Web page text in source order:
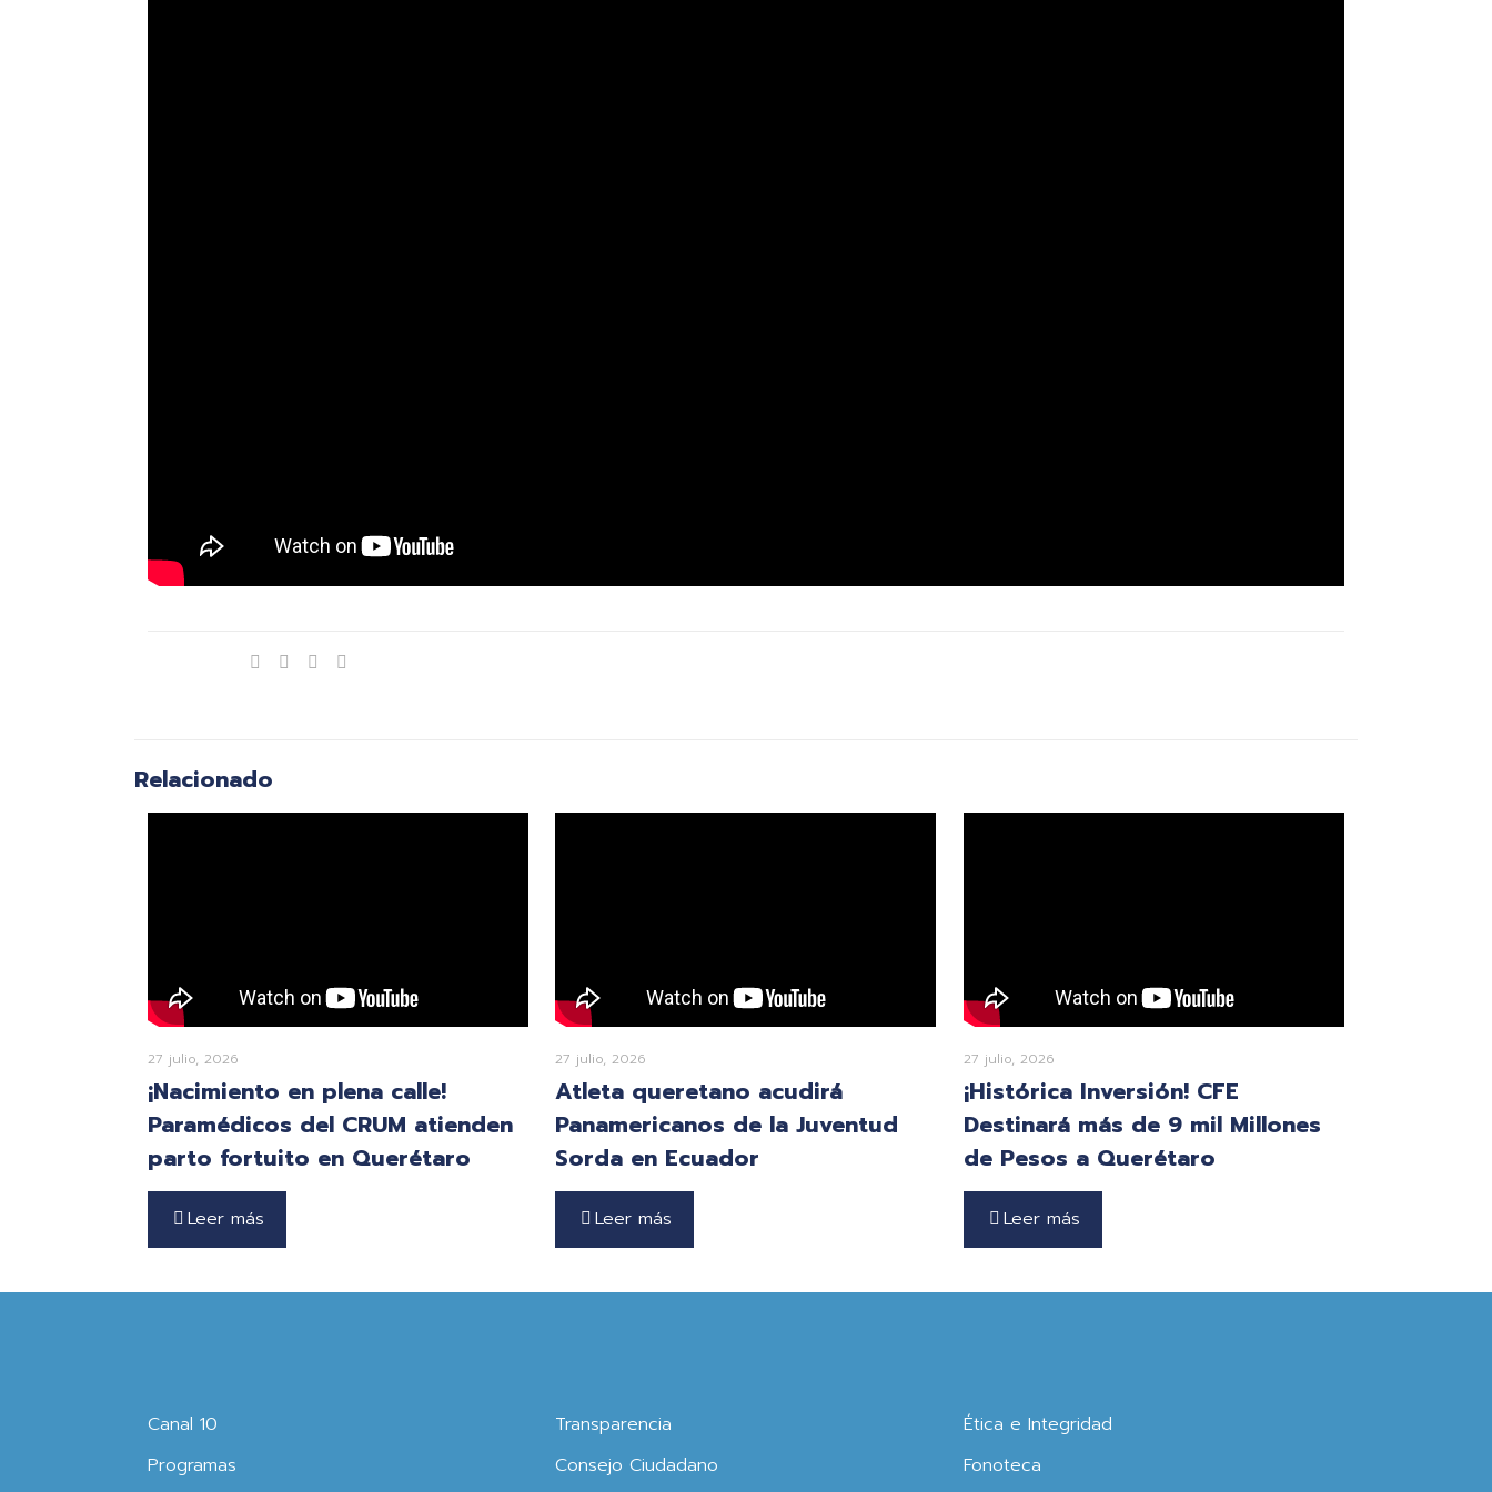
Relacionado
27 julio, 2026
¡Nacimiento en plena calle!
Paramédicos del CRUM atienden
parto fortuito en Querétaro
Leer más
27 julio, 2026
Atleta queretano acudirá
Panamericanos de la Juventud
Sorda en Ecuador
Leer más
27 julio, 2026
¡Histórica Inversión! CFE
Destinará más de 9 mil Millones
de Pesos a Querétaro
Leer más
Canal 10
Programas
Transparencia
Consejo Ciudadano
Ética e Integridad
Fonoteca